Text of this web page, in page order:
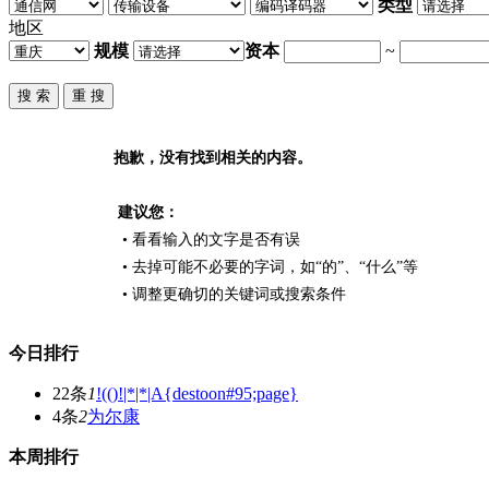
类型
地区
规模
资本 ~
抱歉，没有找到相关的内容。
建议您：
• 看看输入的文字是否有误
• 去掉可能不必要的字词，如“的”、“什么”等
• 调整更确切的关键词或搜索条件
今日排行
22条1!(()!|*|*|A{destoon#95;page}
4条2为尔康
本周排行